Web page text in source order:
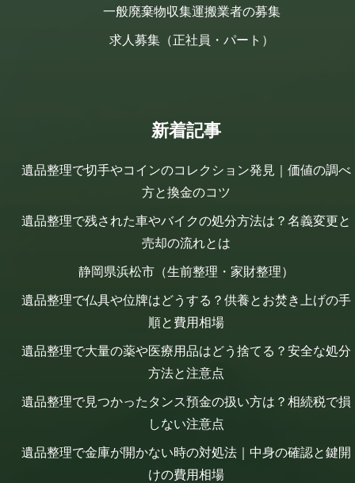
一般廃棄物収集運搬業者の募集
求人募集（正社員・パート）
新着記事
遺品整理で切手やコインのコレクション発見｜価値の調べ
方と換金のコツ
遺品整理で残された車やバイクの処分方法は？名義変更と
売却の流れとは
静岡県浜松市（生前整理・家財整理）
遺品整理で仏具や位牌はどうする？供養とお焚き上げの手
順と費用相場
遺品整理で大量の薬や医療用品はどう捨てる？安全な処分
方法と注意点
遺品整理で見つかったタンス預金の扱い方は？相続税で損
しない注意点
遺品整理で金庫が開かない時の対処法｜中身の確認と鍵開
けの費用相場